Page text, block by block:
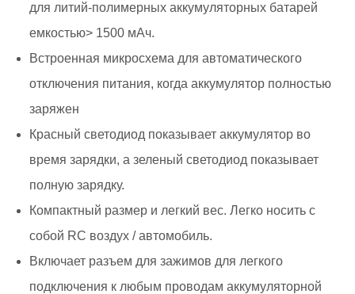
для литий-полимерных аккумуляторных батарей
емкостью> 1500 мАч.
Встроенная микросхема для автоматического
отключения питания, когда аккумулятор полностью
заряжен
Красный светодиод показывает аккумулятор во
время зарядки, а зеленый светодиод показывает
полную зарядку.
Компактный размер и легкий вес. Легко носить с
собой RC воздух / автомобиль.
Включает разъем для зажимов для легкого
подключения к любым проводам аккумуляторной